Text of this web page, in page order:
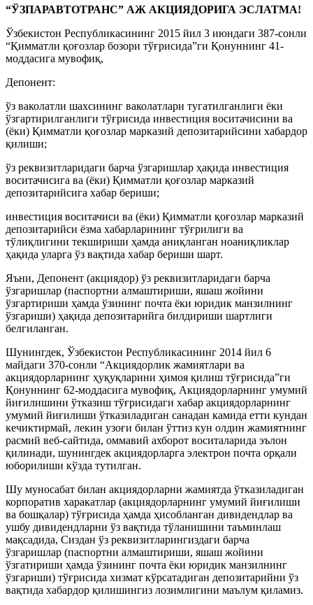
“ЎЗПАРАВТОТРАНС” АЖ АКЦИЯДОРИГА ЭСЛАТМА!
Ўзбекистон Республикасининг 2015 йил 3 июндаги 387-сонли
“Қимматли қоғозлар бозори тўғрисида”ги Қонуннинг 41-
моддасига мувофиқ,
Депонент:
ўз ваколатли шахсининг ваколатлари тугатилганлиги ёки
ўзгартирилганлиги тўғрисида инвестиция воситачисини ва
(ёки) Қимматли қоғозлар марказий депозитарийсини хабардор
қилиши;
ўз реквизитларидаги барча ўзгаришлар ҳақида инвестиция
воситачисига ва (ёки) Қимматли қоғозлар марказий
депозитарийсига хабар бериши;
инвестиция воситачиси ва (ёки) Қимматли қоғозлар марказий
депозитарийси ёзма хабарларининг тўғрилиги ва
тўлиқлигини текшириши ҳамда аниқланган ноаниқликлар
ҳақида уларга ўз вақтида хабар бериши шарт.
Яъни, Депонент (акциядор) ўз реквизитларидаги барча
ўзгаришлар (паспортни алмаштириши, яшаш жойини
ўзгартириши ҳамда ўзининг почта ёки юридик манзилнинг
ўзгариши) ҳақида депозитарийга билдириши шартлиги
белгиланган.
Шунингдек, Ўзбекистон Республикасининг 2014 йил 6
майдаги 370-сонли “Акциядорлик жамиятлари ва
акциядорларнинг ҳуқуқларини ҳимоя қилиш тўғрисида”ги
Қонуннинг 62-моддасига мувофиқ, Акциядорларнинг умумий
йиғилишини ўтказиш тўғрисидаги хабар акциядорларнинг
умумий йиғилиши ўтказиладиган санадан камида етти кундан
кечиктирмай, лекин узоғи билан ўттиз кун олдин жамиятнинг
расмий веб-сайтида, оммавий ахборот воситаларида эълон
қилинади, шунингдек акциядорларга электрон почта орқали
юборилиши кўзда тутилган.
Шу муносабат билан акциядорларни жамиятда ўтказиладиган
корпоратив харакатлар (акциядорларнинг умумий йиғилиши
ва бошқалар) тўғрисида ҳамда ҳисобланган дивидендлар ва
ушбу дивидендларни ўз вақтида тўланишини таъминлаш
мақсадида, Сиздан ўз реквизитларингиздаги барча
ўзгаришлар (паспортни алмаштириши, яшаш жойини
ўзгатириши ҳамда ўзининг почта ёки юридик манзилнинг
ўзгариши) тўғрисида хизмат кўрсатадиган депозитарийни ўз
вақтида хабардор қилишингиз лозимлигини маълум қиламиз.